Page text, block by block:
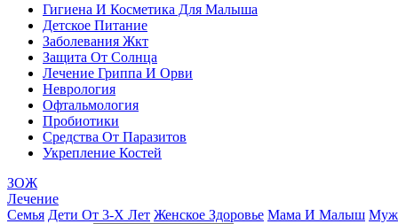
Гигиена И Косметика Для Малыша
Детское Питание
Заболевания Жкт
Защита От Солнца
Лечение Гриппа И Орви
Неврология
Офтальмология
Пробиотики
Средства От Паразитов
Укрепление Костей
ЗОЖ
Лечение
Семья Дети От 3-Х Лет Женское Здоровье Мама И Малыш